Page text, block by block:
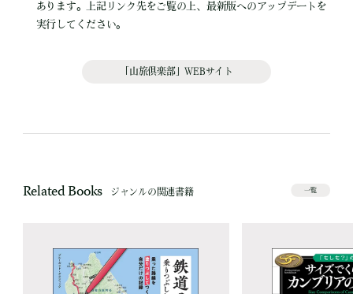
あります。上記リンク先をご覧の上、最新版へのアップデートを
実行してください。
「山旅倶楽部」WEBサイト
Related Books ジャンルの関連書籍 一覧